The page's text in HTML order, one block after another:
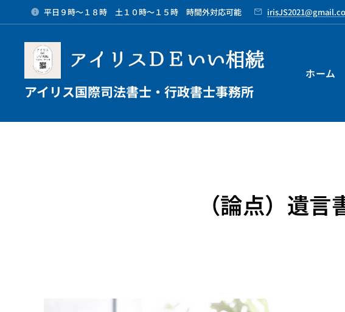
平日９時～１８時 土１０時～１５時 時間外対応可能
アイリスＤＥいい相続
アイリス国際司法書士・行政書士事務所
ホーム
（論点）遺